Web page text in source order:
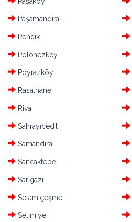
Paşamandıra
Pendik
Polonezköy
Poyrazköy
Rasathane
Riva
Sahrayıcedit
Samandıra
Sancaktepe
Sarıgazi
Selamiçeşme
Selimiye